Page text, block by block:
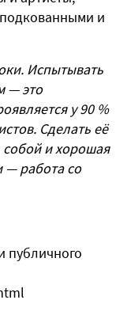
подкованными и
Испытывать
— это
у 90 %
Сделать её
и хорошая
— работа со
публичного